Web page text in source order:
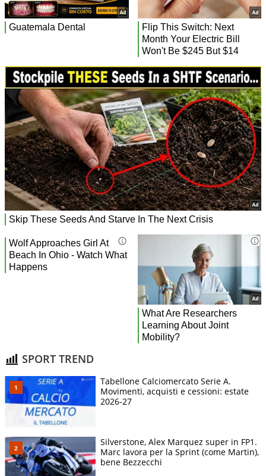
SPORT TREND
Tabellone Calciomercato Serie A.
Movimenti, acquisti e cessioni: estate
2026-27
Silverstone, Alex Marquez super in FP1.
Marc lavora per la Sprint (come Martin),
bene Bezzecchi